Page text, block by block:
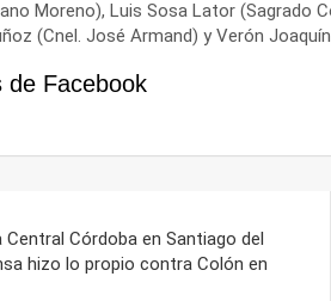
Moreno), Luis Sosa Lator (Sagrado
(Cnel. José Armand) y Verón
de Facebook
Central Córdoba en Santiago del
hizo lo propio contra Colón en